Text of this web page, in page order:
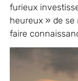
furieux
heureux » de se
faire